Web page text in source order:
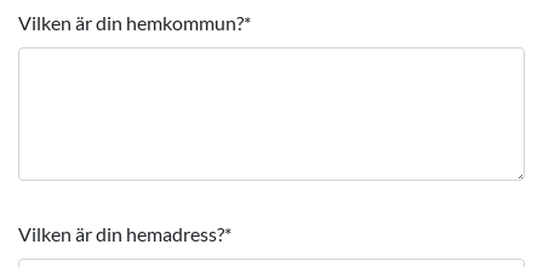
Vilken är din hemkommun?*
Vilken är din hemadress?*